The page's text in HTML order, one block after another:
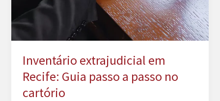
Inventário extrajudicial em
Recife: Guia passo a passo no
cartório